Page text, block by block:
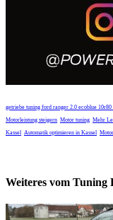
getriebe tuning ford ranger 2.0 ecoblue 10r80
Motorleistung steigern Motor tuning Mehr
Kassel Automatik optimieren in Kassel
Weiteres vom Tuning